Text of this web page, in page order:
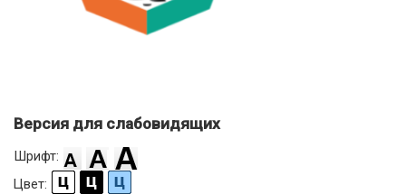
Версия для слабовидящих
Шрифт:
Цвет: